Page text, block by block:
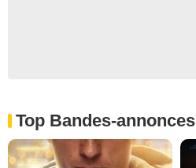
Top Bandes-annonces